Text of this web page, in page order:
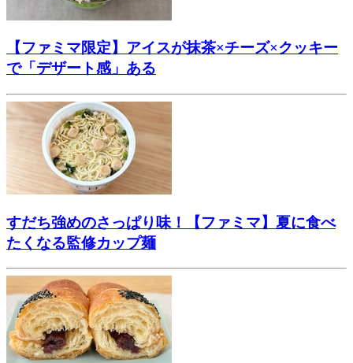
【ファミマ限定】アイスが抹茶×チーズ×クッキー
で「デザート感」ある
すだち強めのさっぱり味！【ファミマ】夏に食べ
たくなる監修カップ麺